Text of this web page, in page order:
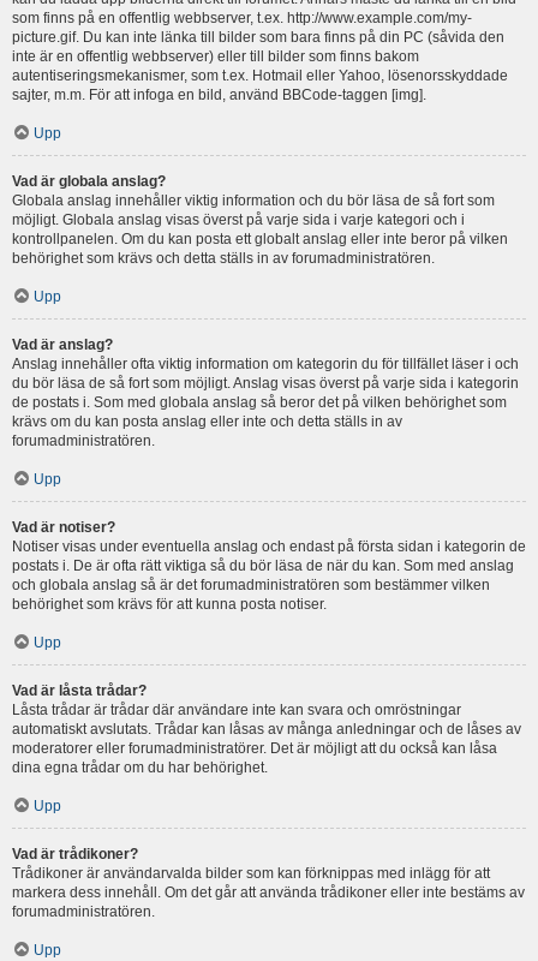
som finns på en offentlig webbserver, t.ex. http://www.example.com/my-
picture.gif. Du kan inte länka till bilder som bara finns på din PC (såvida den
inte är en offentlig webbserver) eller till bilder som finns bakom
autentiseringsmekanismer, som t.ex. Hotmail eller Yahoo, lösenorsskyddade
sajter, m.m. För att infoga en bild, använd BBCode-taggen [img].
Upp
Vad är globala anslag?
Globala anslag innehåller viktig information och du bör läsa de så fort som
möjligt. Globala anslag visas överst på varje sida i varje kategori och i
kontrollpanelen. Om du kan posta ett globalt anslag eller inte beror på vilken
behörighet som krävs och detta ställs in av forumadministratören.
Upp
Vad är anslag?
Anslag innehåller ofta viktig information om kategorin du för tillfället läser i och
du bör läsa de så fort som möjligt. Anslag visas överst på varje sida i kategorin
de postats i. Som med globala anslag så beror det på vilken behörighet som
krävs om du kan posta anslag eller inte och detta ställs in av
forumadministratören.
Upp
Vad är notiser?
Notiser visas under eventuella anslag och endast på första sidan i kategorin de
postats i. De är ofta rätt viktiga så du bör läsa de när du kan. Som med anslag
och globala anslag så är det forumadministratören som bestämmer vilken
behörighet som krävs för att kunna posta notiser.
Upp
Vad är låsta trådar?
Låsta trådar är trådar där användare inte kan svara och omröstningar
automatiskt avslutats. Trådar kan låsas av många anledningar och de låses av
moderatorer eller forumadministratörer. Det är möjligt att du också kan låsa
dina egna trådar om du har behörighet.
Upp
Vad är trådikoner?
Trådikoner är användarvalda bilder som kan förknippas med inlägg för att
markera dess innehåll. Om det går att använda trådikoner eller inte bestäms av
forumadministratören.
Upp